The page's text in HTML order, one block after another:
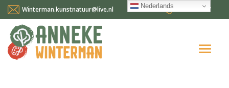
Winterman.kunstnatuur@live.nl 0641124587
Nederlands